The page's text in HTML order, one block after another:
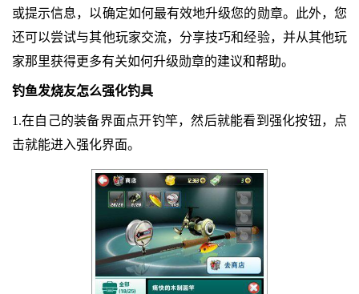
或提示信息，以确定如何最有效地升级您的勋章。此外，您
还可以尝试与其他玩家交流，分享技巧和经验，并从其他玩
家那里获得更多有关如何升级勋章的建议和帮助。
钓鱼发烧友怎么强化钓具
1.在自己的装备界面点开钓竿，然后就能看到强化按钮，点
击就能进入强化界面。